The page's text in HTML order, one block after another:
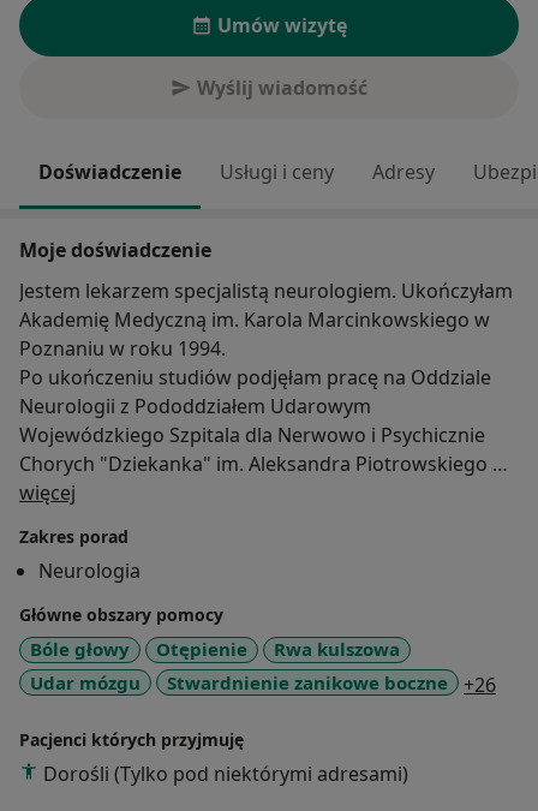
Umów wizytę
Wyślij wiadomość
Doświadczenie Usługi i ceny Adresy
Moje doświadczenie
Jestem lekarzem specjalistą neurologiem. Ukończyłam
Akademię Medyczną im. Karola Marcinkowskiego w
Poznaniu w roku 1994.
Po ukończeniu studiów podjęłam pracę na Oddziale
Neurologii z Pododdziałem Udarowym
Wojewódzkiego Szpitala dla Nerwowo i Psychicznie
Chorych "Dziekanka" im. Aleksandra Piotrowskiego w
Gnieźnie, w którym pracuję do dnia dzisiejszego.
ultrasonografii neurologicznej.
Od roku 1999 prowadzę specjalistyczną praktykę
lekarską w Gnieźnie.
więcej
Zakres porad
Neurologia
Główne obszary pomocy
Bóle głowy Otępienie
Rwa kulszowa
Udar mózgu
Stwardnienie zanikowe boczne +26
Pacjenci których przyjmuję
Dorośli (Tylko pod niektórymi adresami)